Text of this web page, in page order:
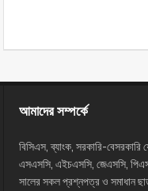
আমাদের সম্পর্কে
বিসিএস, ব্যাংক, সরকারি-বেসরকারি
এসএসসি, এইচএসসি, জেএসসি,
সালের সকল প্রশ্নপত্র ও সমাধান